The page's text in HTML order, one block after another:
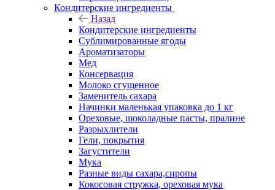
Кондитерские ингредиенты
Назад
Кондитерские ингредиенты
Сублимированные ягоды
Ароматизаторы
Мед
Консервация
Молоко сгущенное
Заменитель сахара
Начинки маленькая упаковка до 1 кг
Ореховые, шоколадные пасты, пралине
Разрыхлители
Гели, покрытия
Загустители
Мука
Разные виды сахара,сиропы
Кокосовая стружка, ореховая мука